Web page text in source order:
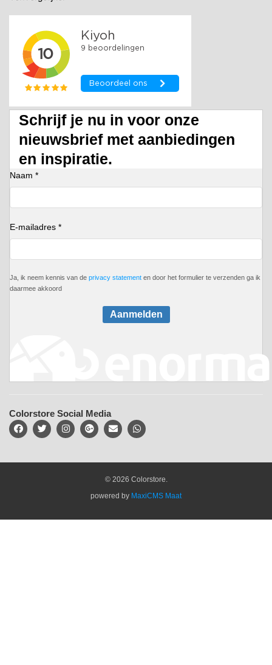
Schrijf je nu in voor onze
nieuwsbrief met aanbiedingen
en inspiratie.
Naam *
E-mailadres *
Ja, ik neem kennis van de privacy statement en door het formulier te verzenden ga ik
daarmee akkoord
Aanmelden
Colorstore Social Media
© 2026 Colorstore.
powered by MaxiCMS Maat